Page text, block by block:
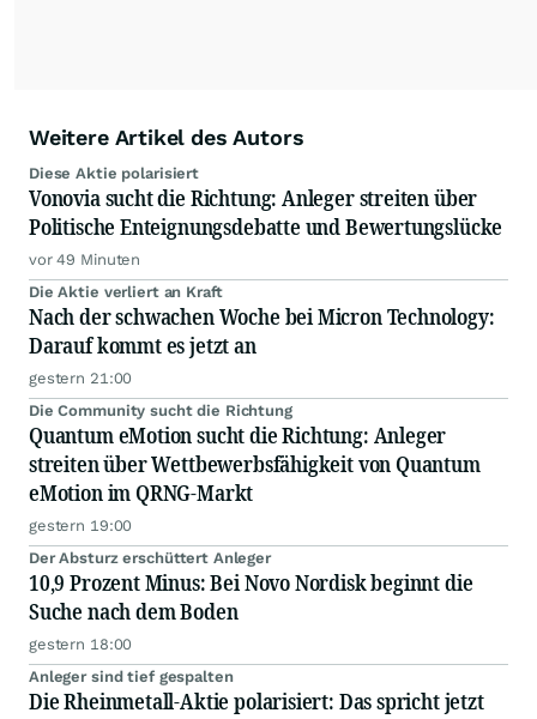
Weitere Artikel des Autors
Diese Aktie polarisiert
Vonovia sucht die Richtung: Anleger streiten über
Politische Enteignungsdebatte und Bewertungslücke
vor 49 Minuten
Die Aktie verliert an Kraft
Nach der schwachen Woche bei Micron Technology:
Darauf kommt es jetzt an
gestern 21:00
Die Community sucht die Richtung
Quantum eMotion sucht die Richtung: Anleger
streiten über Wettbewerbsfähigkeit von Quantum
eMotion im QRNG-Markt
gestern 19:00
Der Absturz erschüttert Anleger
10,9 Prozent Minus: Bei Novo Nordisk beginnt die
Suche nach dem Boden
gestern 18:00
Anleger sind tief gespalten
Die Rheinmetall-Aktie polarisiert: Das spricht jetzt